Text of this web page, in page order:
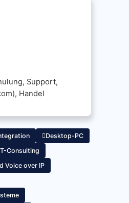
Support,
Handel
Desktop-PC
Consulting
Voice over IP